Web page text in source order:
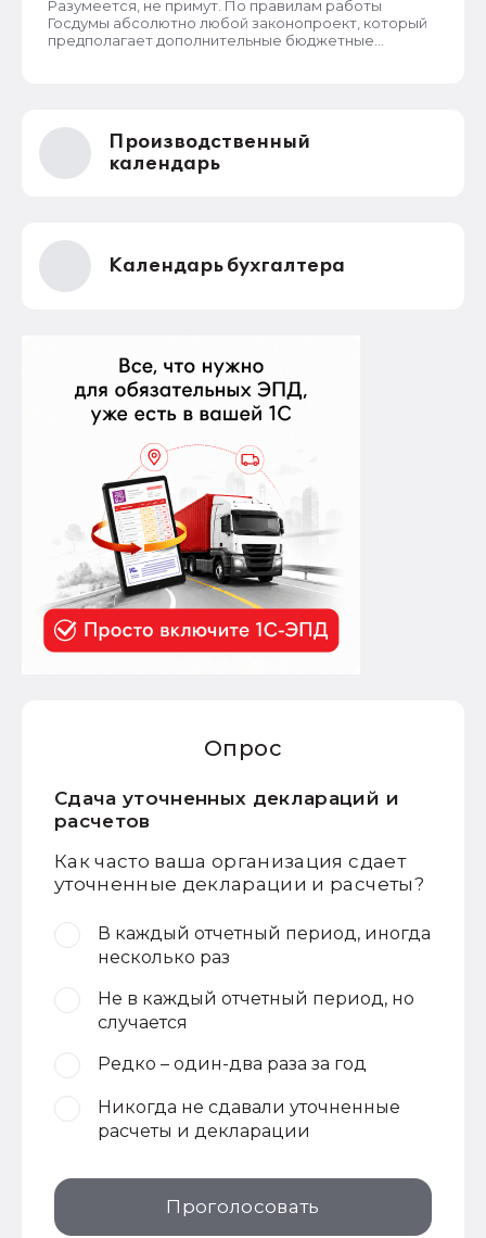
Разумеется, не примут. По правилам работы
Госдумы абсолютно любой законопроект, который
предполагает дополнительные бюджетные
одобрения и согласования с правительством не
получал, в кабмин его не направляли. Поэтому
депутаты не смогут его принять даже при всем
желании.
Производственный
календарь
Календарь бухгалтера
Опрос
Сдача уточненных деклараций и
расчетов
Как часто ваша организация сдает
уточненные декларации и расчеты?
В каждый отчетный период, иногда
несколько раз
Не в каждый отчетный период, но
случается
Редко – один-два раза за год
Никогда не сдавали уточненные
расчеты и декларации
Проголосовать